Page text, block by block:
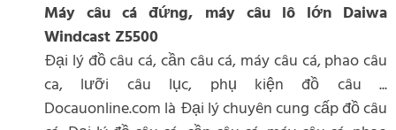
Máy câu cá đứng, máy câu lô lớn Daiwa
Windcast Z5500
Đại lý đồ câu cá, cần câu cá, máy câu cá, phao câu
ca, lưỡi câu lục, phụ kiện đồ câu ...
Docauonline.com là Đại lý chuyên cung cấp đồ câu